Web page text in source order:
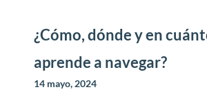
¿Cómo, dónde y en
aprende a navegar?
14 mayo, 2024